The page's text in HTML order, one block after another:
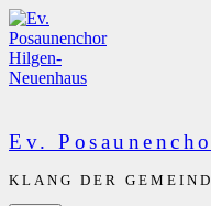
Zum
Inhalt
springen
Ev.
KLANG DER